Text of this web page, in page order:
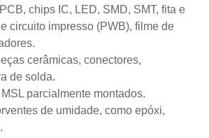
chips IC, LED, SMD, SMT, fita e
circuito impresso (PWB), filme de
cerâmicas, conectores,
de solda.
parcialmente montados.
de umidade, como epóxi,